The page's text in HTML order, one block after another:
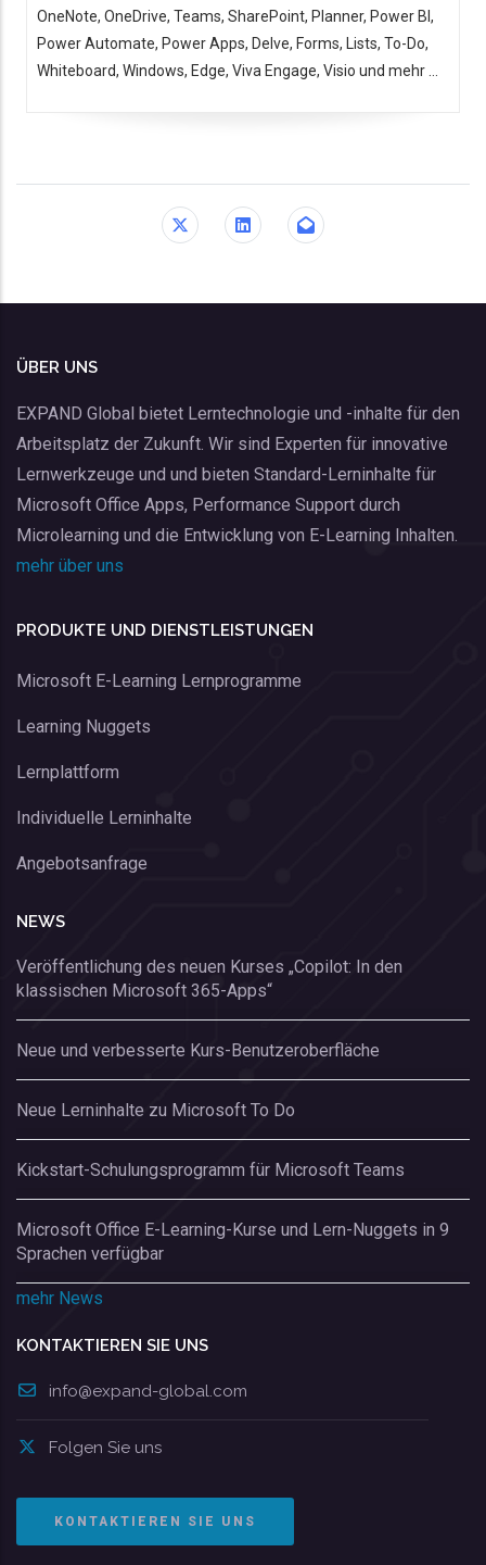
OneNote, OneDrive, Teams, SharePoint, Planner, Power BI,
Power Automate, Power Apps, Delve, Forms, Lists, To-Do,
Whiteboard, Windows, Edge, Viva Engage, Visio und mehr ...
ÜBER UNS
EXPAND Global bietet Lerntechnologie und -inhalte für den
Arbeitsplatz der Zukunft. Wir sind Experten für innovative
Lernwerkzeuge und und bieten Standard-Lerninhalte für
Microsoft Office Apps, Performance Support durch
Microlearning und die Entwicklung von E-Learning Inhalten.
mehr über uns
PRODUKTE UND DIENSTLEISTUNGEN
Microsoft E-Learning Lernprogramme
Learning Nuggets
Lernplattform
Individuelle Lerninhalte
Angebotsanfrage
NEWS
Veröffentlichung des neuen Kurses „Copilot: In den
klassischen Microsoft 365-Apps“
Neue und verbesserte Kurs-Benutzeroberfläche
Neue Lerninhalte zu Microsoft To Do
Kickstart-Schulungsprogramm für Microsoft Teams
Microsoft Office E-Learning-Kurse und Lern-Nuggets in 9
Sprachen verfügbar
mehr News
KONTAKTIEREN SIE UNS
info@expand-global.com
Folgen Sie uns
KONTAKTIEREN SIE UNS